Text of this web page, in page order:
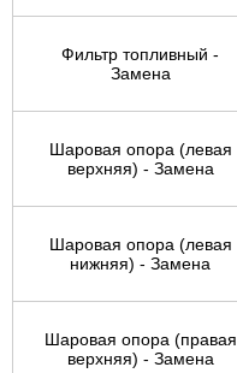
Фильтр топливный -
Замена
Шаровая опора (левая
верхняя) - Замена
Шаровая опора (левая
нижняя) - Замена
Шаровая опора (правая
верхняя) - Замена